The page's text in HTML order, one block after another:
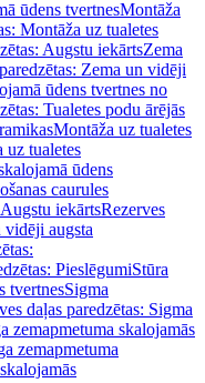
ūdens tvertnesMontāža
Montāža uz tualetes
Augstu iekārtsZema
Zema un vidēji
ūdens tvertnes no
Tualetes podu ārējās
Montāža uz tualetes
uz tualetes
ūdens
caurules
Augstu iekārtsRezerves
vidēji augsta
PieslēgumiStūra
tvertnesSigma
daļas paredzētas: Sigma
zemapmetuma skalojamās
zemapmetuma